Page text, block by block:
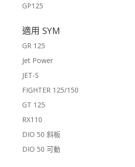
GP125
適用 SYM
GR 125
Jet Power
JET-S
FIGHTER 125/150
GT 125
RX110
DIO 50 斜板
DIO 50 可動